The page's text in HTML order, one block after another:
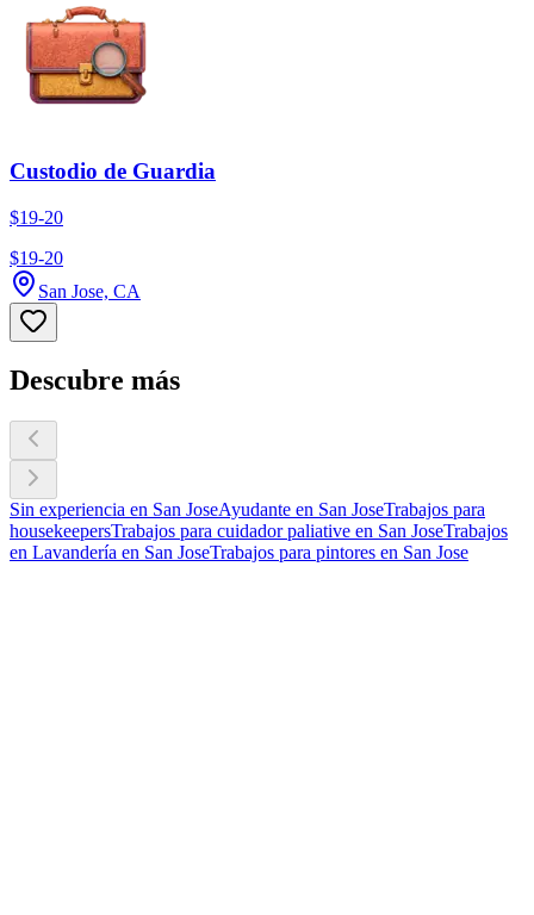
Custodio de Guardia
$19-20
$19-20
San Jose, CA
Descubre más
Sin experiencia en San JoseAyudante en San JoseTrabajos para
housekeepersTrabajos para cuidador paliative en San JoseTrabajos
en Lavandería en San JoseTrabajos para pintores en San Jose